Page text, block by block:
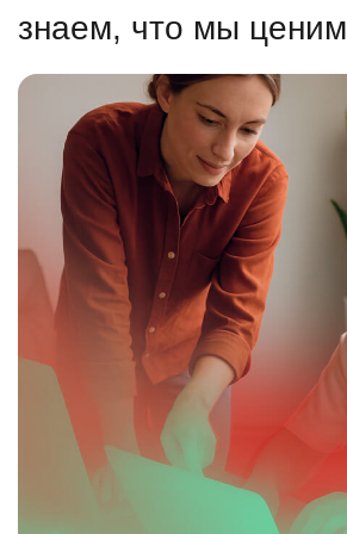
знаем, что мы ценим